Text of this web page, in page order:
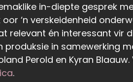
in-diepte gesprek
‘n verskeidenheid
relevant én interessant vir
produksie in samewerking
Perold en Kyran Blaauw.
.